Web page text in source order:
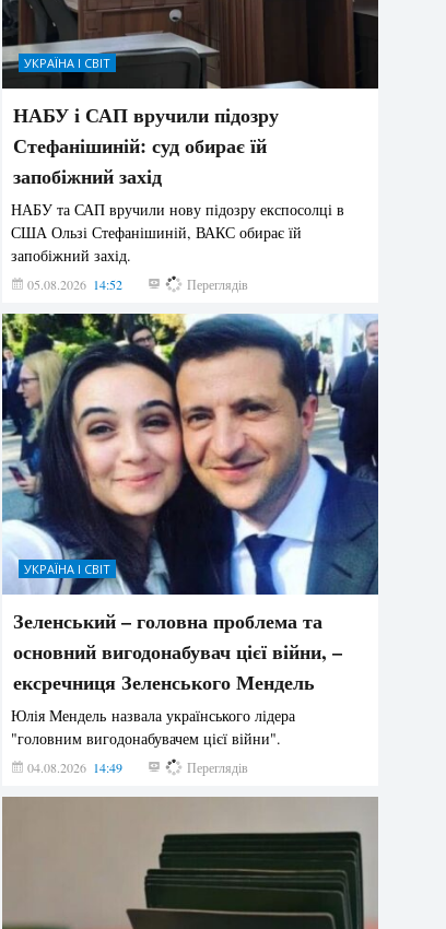
УКРАЇНА І СВІТ
НАБУ і САП вручили підозру
Стефанішиній: суд обирає їй
запобіжний захід
НАБУ та САП вручили нову підозру експосолці в
США Ользі Стефанішиній, ВАКС обирає їй
запобіжний захід.
05.08.2026 14:52 148 Переглядів
УКРАЇНА І СВІТ
Зеленський – головна проблема та
основний вигодонабувач цієї війни, –
ексречниця Зеленського Мендель
Юлія Мендель назвала українського лідера
"головним вигодонабувачем цієї війни".
04.08.2026 14:49 140 Переглядів